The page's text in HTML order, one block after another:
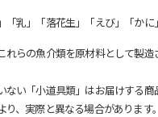
乳」「落花生」「えび」「か
らの魚介類を原材料として製
い「小道具類」はお届けする商
、実際と異なる場合があります。